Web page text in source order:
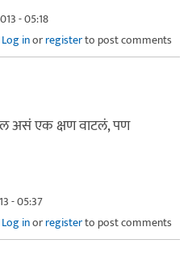
- 05:18
Log inorregisterto post comments
असं एक क्षण वाटलं, पण
- 05:37
Log inorregisterto post comments